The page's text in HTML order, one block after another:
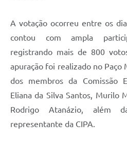
A votação ocorreu entre os
contou com ampla
registrando mais de 800
apuração foi realizado no Paço
dos membros da Comissão
Eliana da Silva Santos, Murilo
Rodrigo Atanázio, além
representante da CIPA.